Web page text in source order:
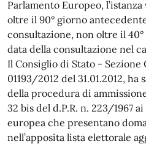
Parlamento Europeo,
oltre il 90° giorno
consultazione, non oltre il
data della consultazione nel
Il Consiglio di Stato -
01193/2012 del 31.01.2012,
della procedura di
32 bis del d.P.R. n. 223/1967
europea che presentano
nell’apposita lista elettorale